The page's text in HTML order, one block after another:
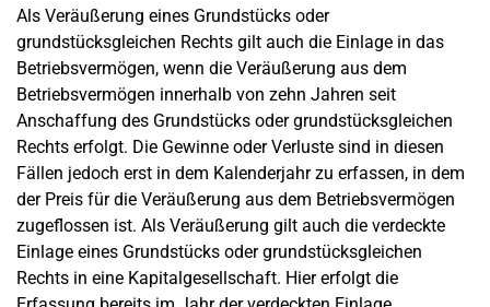
Als Veräußerung eines Grundstücks oder
grundstücksgleichen Rechts gilt auch die Einlage in das
Betriebsvermögen, wenn die Veräußerung aus dem
Betriebsvermögen innerhalb von zehn Jahren seit
Anschaffung des Grundstücks oder grundstücksgleichen
Rechts erfolgt. Die Gewinne oder Verluste sind in diesen
Fällen jedoch erst in dem Kalenderjahr zu erfassen, in dem
der Preis für die Veräußerung aus dem Betriebsvermögen
zugeflossen ist. Als Veräußerung gilt auch die verdeckte
Einlage eines Grundstücks oder grundstücksgleichen
Rechts in eine Kapitalgesellschaft. Hier erfolgt die